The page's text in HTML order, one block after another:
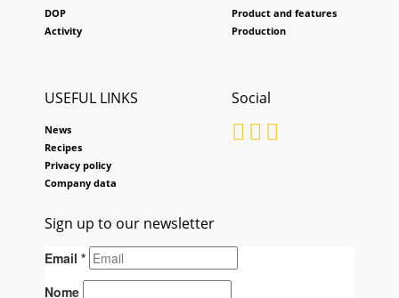
DOP
Activity
Product and features
Production
Social
USEFUL LINKS
News
Recipes
Privacy policy
Company data
Sign up to our newsletter